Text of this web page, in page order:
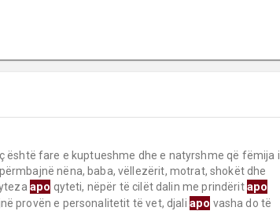
është fare e kuptueshme dhe e natyrshme që fëmija i
nëna, baba, vëllezërit, motrat, shokët dhe
apo qyteti, nëpër të cilët dalin me prindëritapo
provën e personalitetit të vet, djali apo vasha do të